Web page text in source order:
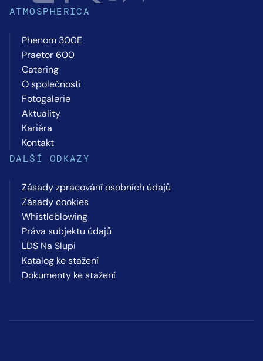
ATMOSPHERICA
Phenom 300E
Praetor 600
Catering
O společnosti
Fotogalerie
Aktuality
Kariéra
Kontakt
DALŠÍ ODKAZY
Zásady zpracování osobních údajů
Zásady cookies
Whistleblowing
Práva subjektu údajů
LDS Na Slupi
Katalog ke stažení
Dokumenty ke stažení